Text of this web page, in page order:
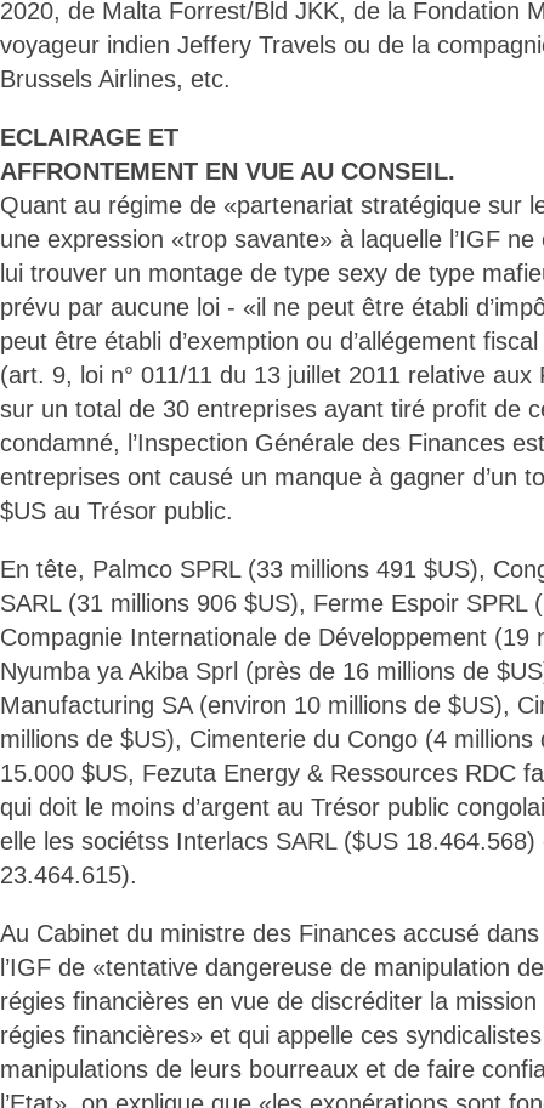
2020, de Malta Forrest/Bld JKK, de la Fondation
voyageur indien Jeffery Travels ou de la
Brussels Airlines, etc.
ECLAIRAGE ET
AFFRONTEMENT EN VUE AU CONSEIL.
Quant au régime de «partenariat stratégique sur
une expression «trop savante» à laquelle l’IGF
lui trouver un montage de type sexy de type
prévu par aucune loi - «il ne peut être établi
peut être établi d’exemption ou d’allégement
(art. 9, loi n° 011/11 du 13 juillet 2011 relative aux
sur un total de 30 entreprises ayant tiré profit de
condamné, l’Inspection Générale des Finances
entreprises ont causé un manque à gagner d’un
$US au Trésor public.
En tête, Palmco SPRL (33 millions 491 $US),
SARL (31 millions 906 $US), Ferme Espoir SPRL
Compagnie Internationale de Développement (19
Nyumba ya Akiba Sprl (près de 16 millions de
Manufacturing SA (environ 10 millions de $US),
millions de $US), Cimenterie du Congo (4
15.000 $US, Fezuta Energy & Ressources RDC
qui doit le moins d’argent au Trésor public
elle les sociétss Interlacs SARL ($US
23.464.615).
Au Cabinet du ministre des Finances accusé
l’IGF de «tentative dangereuse de manipulation
régies financières en vue de discréditer la mission
régies financières» et qui appelle ces
manipulations de leurs bourreaux et de faire